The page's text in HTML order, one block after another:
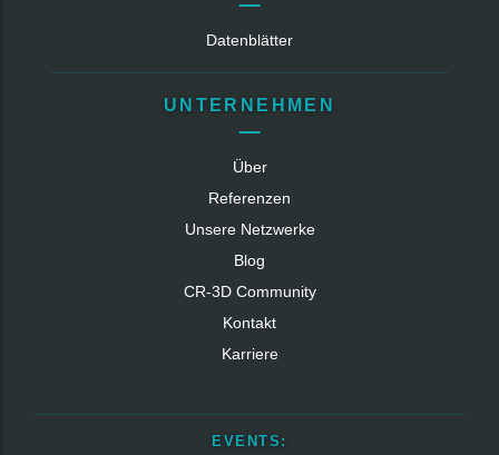
Datenblätter
UNTERNEHMEN
Über
Referenzen
Unsere Netzwerke
Blog
CR‑3D Community
Kontakt
Karriere
EVENTS: